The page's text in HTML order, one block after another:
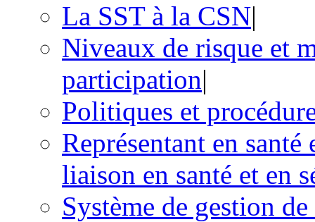
La SST à la CSN|
Niveaux de risque et
participation|
Politiques et
Représentant en
liaison en santé et en
Système de gestion